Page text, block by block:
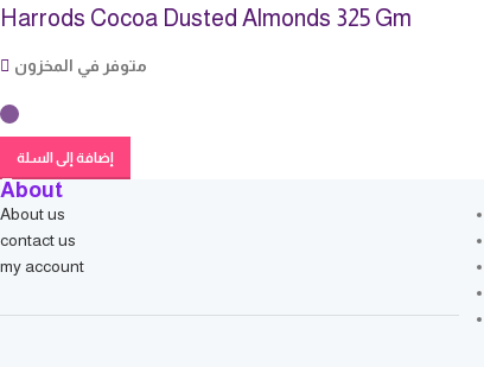
Harrods Cocoa Dusted Almonds 325 Gm
متوفر في المخزون
إضافة إلى السلة
About
About us
contact us
my account